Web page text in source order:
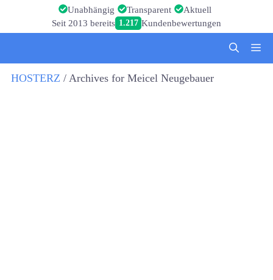
Unabhängig Transparent
Aktuell
Seit 2013 bereits 1.217 Kundenbewertungen
HOSTERZ / Archives for Meicel Neugebauer